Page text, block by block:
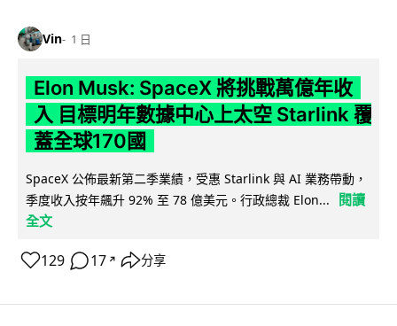
Vin 1 日
Elon Musk: SpaceX 將挑戰萬億年收
入 目標明年數據中心上太空 Starlink 覆
蓋全球170國
SpaceX 公佈最新第二季業績，受惠 Starlink 與 AI 業務帶動，
季度收入按年飆升 92% 至 78 億美元。行政總裁 Elon...
閱讀
全文
129 17 ↗ 分享